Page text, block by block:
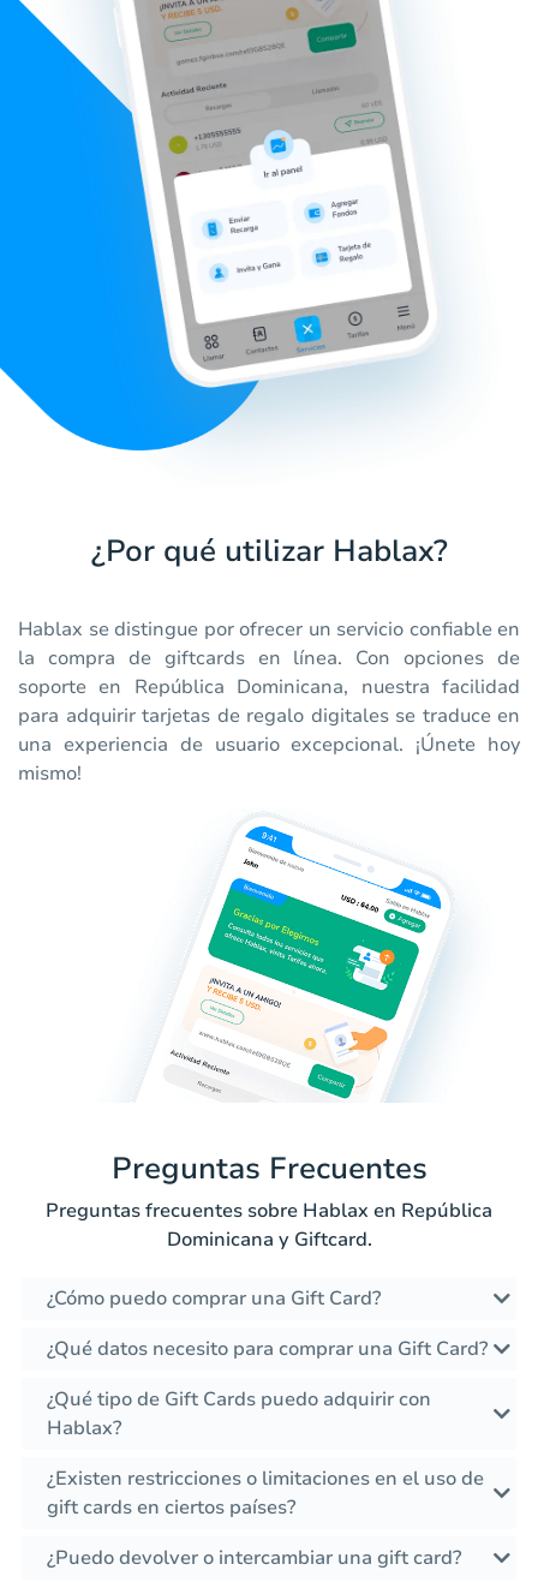
¿Por qué utilizar Hablax?
Hablax se distingue por ofrecer un servicio confiable en
la compra de giftcards en línea. Con opciones de
soporte en República Dominicana, nuestra facilidad
para adquirir tarjetas de regalo digitales se traduce en
una experiencia de usuario excepcional. ¡Únete hoy
mismo!
Preguntas Frecuentes
Preguntas frecuentes sobre Hablax en República
Dominicana y Giftcard.
¿Cómo puedo comprar una Gift Card?
¿Qué datos necesito para comprar una Gift Card?
¿Qué tipo de Gift Cards puedo adquirir con
Hablax?
¿Existen restricciones o limitaciones en el uso de
gift cards en ciertos países?
¿Puedo devolver o intercambiar una gift card?